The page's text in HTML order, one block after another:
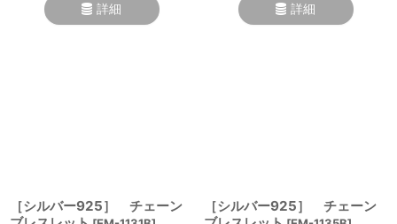
詳細 詳細
［シルバー925］ チェーン
［シルバー925］ チェーン